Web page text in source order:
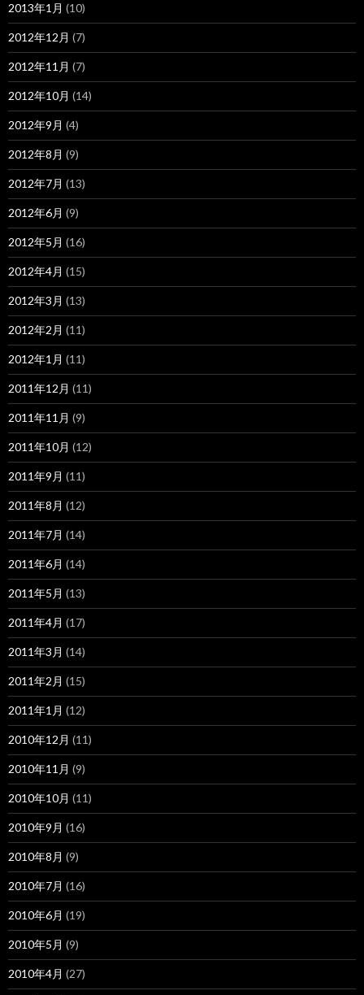
2013年1月 (10)
2012年12月 (7)
2012年11月 (7)
2012年10月 (14)
2012年9月 (4)
2012年8月 (9)
2012年7月 (13)
2012年6月 (9)
2012年5月 (16)
2012年4月 (15)
2012年3月 (13)
2012年2月 (11)
2012年1月 (11)
2011年12月 (11)
2011年11月 (9)
2011年10月 (12)
2011年9月 (11)
2011年8月 (12)
2011年7月 (14)
2011年6月 (14)
2011年5月 (13)
2011年4月 (17)
2011年3月 (14)
2011年2月 (15)
2011年1月 (12)
2010年12月 (11)
2010年11月 (9)
2010年10月 (11)
2010年9月 (16)
2010年8月 (9)
2010年7月 (16)
2010年6月 (19)
2010年5月 (9)
2010年4月 (27)